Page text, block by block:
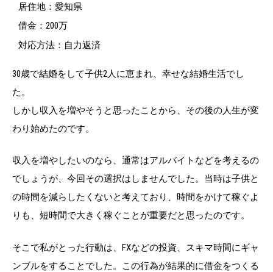
居住地：愛知県
借金：200万
対応方法：自力返済
30歳で結婚をして子供2人に恵まれ、幸せな結婚生活でし
た。
しかし収入を増やそうと思ったことから、その後の人生が変
わり始めたのです。
収入を増やしたいのなら、通常はアルバイトなどを考えるの
でしょうが、今回その選択はしませんでした。当時は子供と
の時間を減らしたくないと考えており、時間をかけて稼ぐよ
りも、短時間で大きく稼ぐことが重要だと思ったのです。
そこで私がとった行動は、FXなどの投資、スキマ時間にギャ
ンブルをすることでした。この行為が結果的に借金をつくる